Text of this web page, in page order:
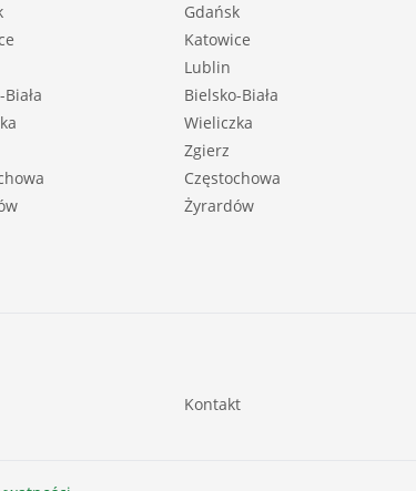
Gdańsk
Katowice
Lublin
Bielsko-Biała
Wieliczka
Zgierz
Częstochowa
Żyrardów
Kontakt